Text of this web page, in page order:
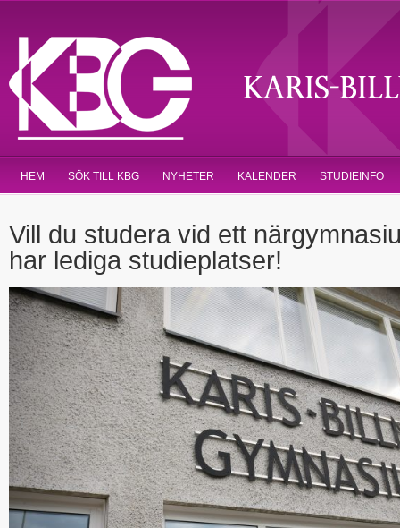
HEM SÖK TILL KBG NYHETER KALENDER STUDIEINFO
Vill du studera vid ett
har lediga studieplatser!